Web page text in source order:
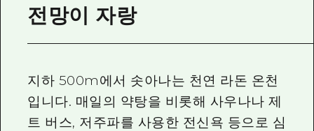
관광 안내 책자
전망이 자랑
지하 500m에서 솟아나는 천연 라돈 온천
입니다. 매일의 약탕을 비롯해 사우나나 제
트 버스, 저주파를 사용한 전신욕 등으로 심